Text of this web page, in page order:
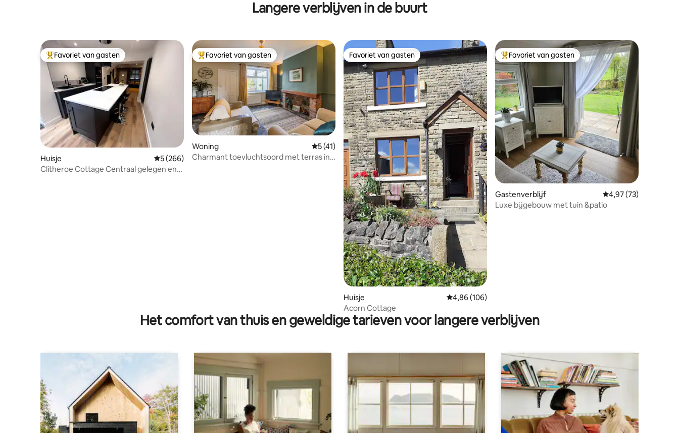
Langere verblijven in de buurt
Topfavoriet van gasten
Favoriet van gasten
Huisje Gemiddelde beoordeling van 5 op 5, 266 recensies
5 (266)
Clitheroe Cottage Centraal gelegen en
Topfavoriet van gasten
Favoriet van gasten
Woning Gemiddelde beoordeling van 5 op 5, 41 recensies
5 (41)
Charmant toevluchtsoord met terras in
Favoriet van gasten
Favoriet van gasten
Huisje Gemiddelde beoordeling van 4,86 op 5, 106 recensies
4,86 (106)
Acorn Cottage
Topfavoriet van gasten
Favoriet van gasten
Gastenverblijf Gemiddelde
4,97 (73)
Luxe bijgebouw met tuin &patio
Het comfort van thuis en geweldige tarieven voor langere verblijven